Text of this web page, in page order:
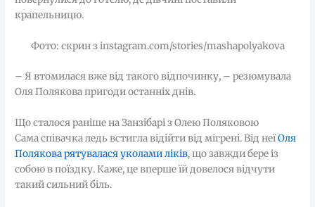
крапельницю.
Фото: скрин з instagram.com/stories/mashapolyakova
– Я втомилася вже від такого відпочинку, – резюмувала
Оля Полякова пригоди останніх днів.
Що сталося раніше на Занзібарі з Олею Поляковою
Сама співачка ледь встигла відійти від мігрені. Від неїОля
Полякова рятувалася уколами ліків, що завжди бере із
собою в поїздку. Каже, це вперше їй довелося відчути
такий сильний біль.